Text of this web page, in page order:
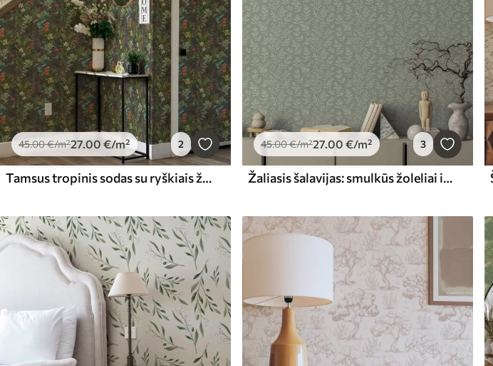
45.00€/m²27.00 €/m² 2
Tamsus tropinis sodas su ryškiais žiedais ir lapija
45.00€/m²27.00 €/m² 3
Žaliasis šalavijas: smulkūs žoleliai ir žiedynai, subtilus raštas